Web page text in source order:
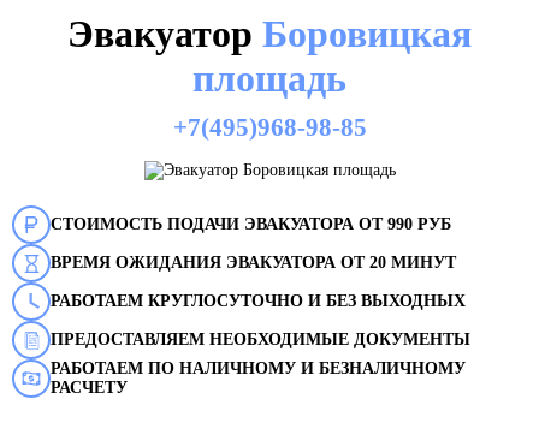
Эвакуатор Боровицкая
площадь
+7(495)968-98-85
СТОИМОСТЬ ПОДАЧИ ЭВАКУАТОРА ОТ 990 РУБ
ВРЕМЯ ОЖИДАНИЯ ЭВАКУАТОРА ОТ 20 МИНУТ
РАБОТАЕМ КРУГЛОСУТОЧНО И БЕЗ ВЫХОДНЫХ
ПРЕДОСТАВЛЯЕМ НЕОБХОДИМЫЕ ДОКУМЕНТЫ
РАБОТАЕМ ПО НАЛИЧНОМУ И БЕЗНАЛИЧНОМУ
РАСЧЕТУ